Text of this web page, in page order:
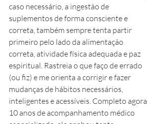
caso necessário, a ingestão de
suplementos de forma consciente e
correta, também sempre tenta partir
primeiro pelo lado da alimentação
correta, atividade física adequada e paz
espiritual. Rastreia o que faço de errado
(ou fiz) e me orienta a corrigir e fazer
mudanças de hábitos necessários,
inteligentes e acessíveis. Completo agora
10 anos de acompanhamento médico